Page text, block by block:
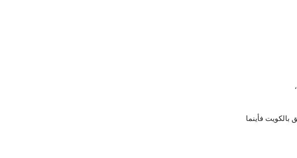
فأينما